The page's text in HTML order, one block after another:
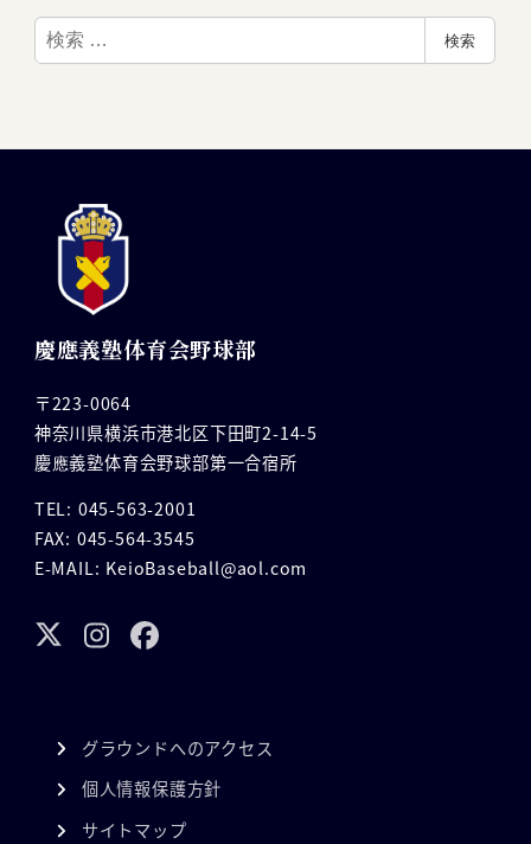
検
索
検索
慶應義塾体育会野球部
〒223-0064
神奈川県横浜市港北区下田町2-14-5
慶應義塾体育会野球部第一合宿所
TEL: 045-563-2001
FAX: 045-564-3545
E-MAIL: KeioBaseball@aol.com
グラウンドへのアクセス
個人情報保護方針
サイトマップ